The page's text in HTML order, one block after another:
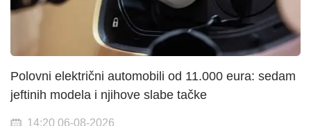
Polovni električni automobili od 11.000 eura: sedam
jeftinih modela i njihove slabe tačke
14:20 06-08-2026